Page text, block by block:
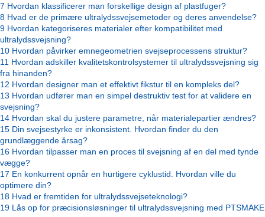
7 Hvordan klassificerer man forskellige design af plastfuger?
8 Hvad er de primære ultralydssvejsemetoder og deres anvendelse?
9 Hvordan kategoriseres materialer efter kompatibilitet med
ultralydssvejsning?
10 Hvordan påvirker emnegeometrien svejseprocessens struktur?
11 Hvordan adskiller kvalitetskontrolsystemer til ultralydssvejsning sig
fra hinanden?
12 Hvordan designer man et effektivt fikstur til en kompleks del?
13 Hvordan udfører man en simpel destruktiv test for at validere en
svejsning?
14 Hvordan skal du justere parametre, når materialepartier ændres?
15 Din svejsestyrke er inkonsistent. Hvordan finder du den
grundlæggende årsag?
16 Hvordan tilpasser man en proces til svejsning af en del med tynde
vægge?
17 En konkurrent opnår en hurtigere cyklustid. Hvordan ville du
optimere din?
18 Hvad er fremtiden for ultralydssvejseteknologi?
19 Lås op for præcisionsløsninger til ultralydssvejsning med PTSMAKE